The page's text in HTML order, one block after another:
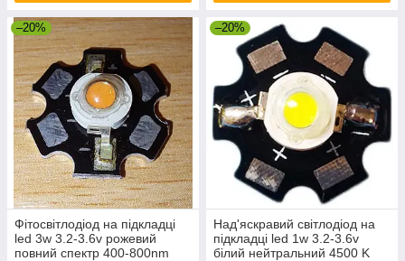
–20%
Фітосвітлодіод на підкладці
led 3w 3.2-3.6v рожевий
повний спектр 400-800nm
–20%
Над'яскравий світлодіод на
підкладці led 1w 3.2-3.6v
білий нейтральний 4500 K